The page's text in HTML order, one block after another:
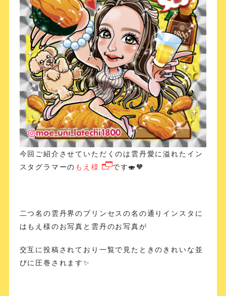
今回ご紹介させていただくのは雲丹愛に溢れたイン
スタグラマーの もえ様 です🍣🧡
二つ名の雲丹界のプリンセスの名の通りインスタに
はもえ様のお写真と雲丹のお写真が
交互に投稿されており一覧で見たときのきれいな並
びに圧巻されます✨